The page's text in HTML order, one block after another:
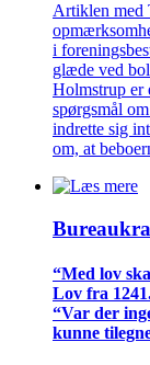
Artiklen med
i
glæde ved
Holmstrup er
spørgsmål
indrette sig
om, at
“Med lov
Lov fra
“Var der
kunne